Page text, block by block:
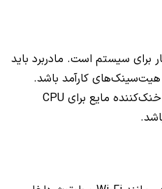
برای سیستم است. مادربرد باید
هیت‌سینک‌های کارآمد باشد.
همچنین، امکان نصب سیستم خنک‌کننده مایع برای CPU